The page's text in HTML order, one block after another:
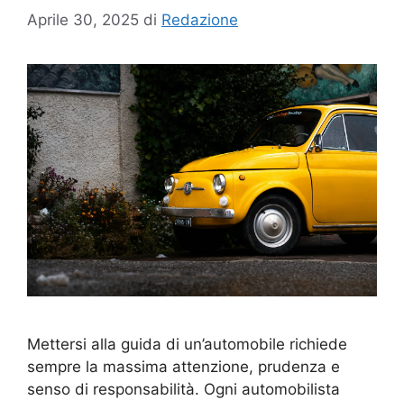
Aprile 30, 2025 di Redazione
Mettersi alla guida di un’automobile richiede
sempre la massima attenzione, prudenza e
senso di responsabilità. Ogni automobilista